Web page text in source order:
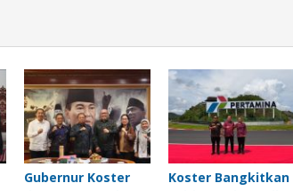
Gubernur Koster
Koster Bangkitkan